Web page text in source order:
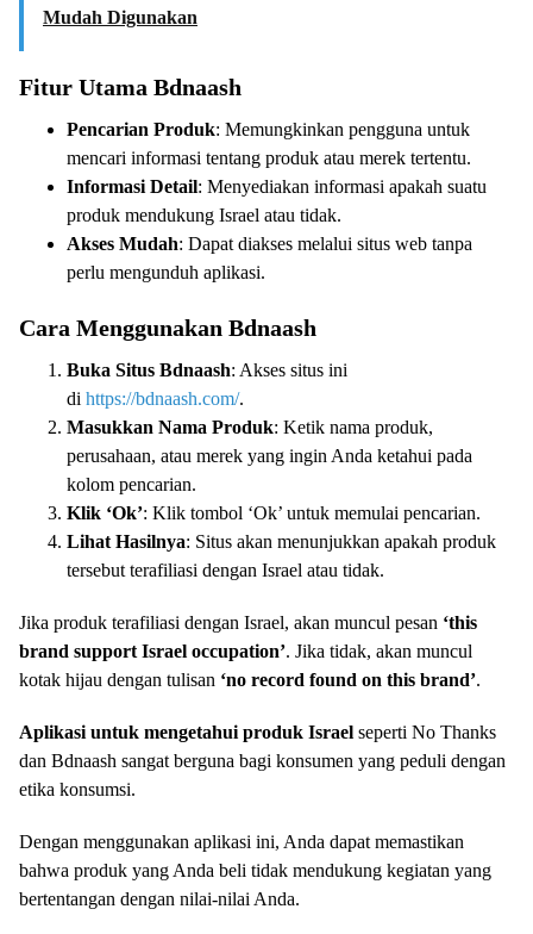
Mudah Digunakan
Fitur Utama Bdnaash
Pencarian Produk: Memungkinkan pengguna untuk
mencari informasi tentang produk atau merek tertentu.
Informasi Detail: Menyediakan informasi apakah suatu
produk mendukung Israel atau tidak.
Akses Mudah: Dapat diakses melalui situs web tanpa
perlu mengunduh aplikasi.
Cara Menggunakan Bdnaash
Buka Situs Bdnaash: Akses situs ini
di https://bdnaash.com/.
Masukkan Nama Produk: Ketik nama produk,
perusahaan, atau merek yang ingin Anda ketahui pada
kolom pencarian.
Klik ‘Ok’: Klik tombol ‘Ok’ untuk memulai pencarian.
Lihat Hasilnya: Situs akan menunjukkan apakah produk
tersebut terafiliasi dengan Israel atau tidak.
Jika produk terafiliasi dengan Israel, akan muncul pesan ‘this
brand support Israel occupation’. Jika tidak, akan muncul
kotak hijau dengan tulisan ‘no record found on this brand’.
Aplikasi untuk mengetahui produk Israel seperti No Thanks
dan Bdnaash sangat berguna bagi konsumen yang peduli dengan
etika konsumsi.
Dengan menggunakan aplikasi ini, Anda dapat memastikan
bahwa produk yang Anda beli tidak mendukung kegiatan yang
bertentangan dengan nilai-nilai Anda.